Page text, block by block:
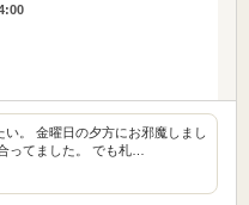
。 金曜日の夕方にお邪魔しまし
ってました。 でも札…